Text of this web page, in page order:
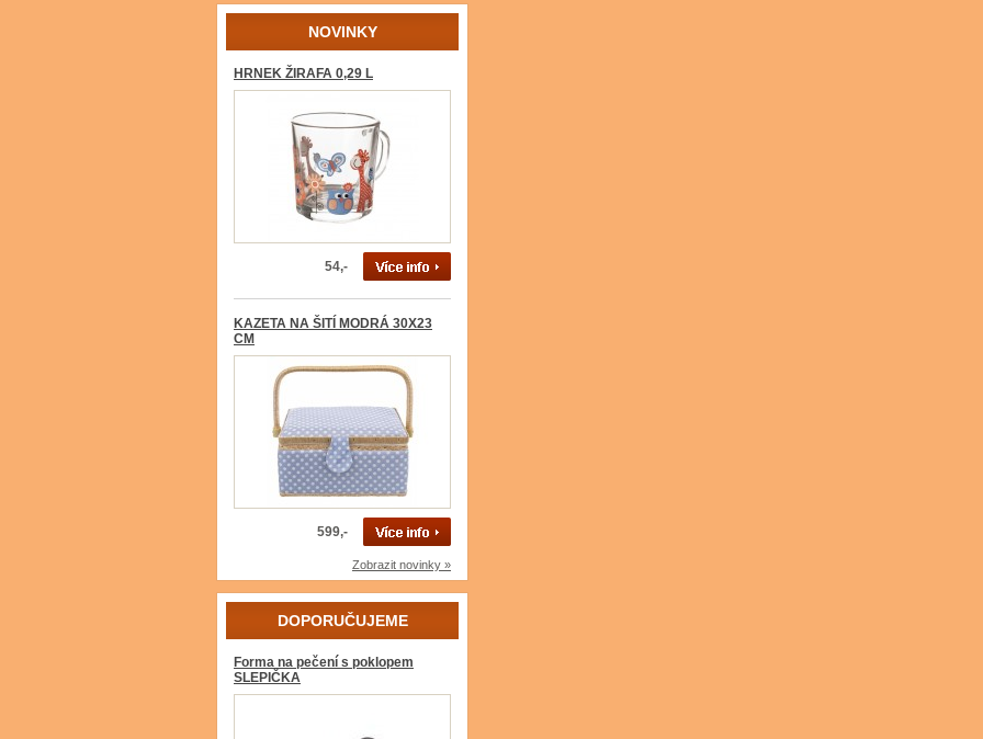
NOVINKY
HRNEK ŽIRAFA 0,29 L
54,-
KAZETA NA ŠITÍ MODRÁ 30X23
CM
599,-
Zobrazit novinky »
DOPORUČUJEME
Forma na pečení s poklopem
SLEPIČKA